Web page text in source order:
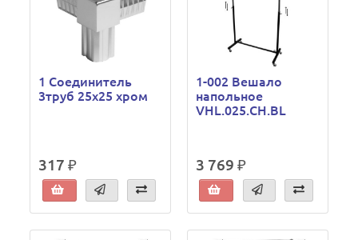
1 Соединитель
3труб 25x25 хром
317 ₽
1-002 Вешало
напольное
VHL.025.CH.BL
3 769 ₽